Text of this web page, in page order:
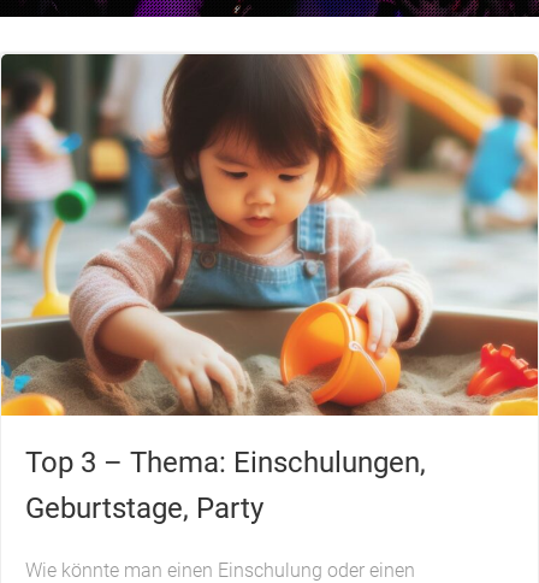
Top 3 – Thema: Einschulungen,
Geburtstage, Party
Wie könnte man einen Einschulung oder einen